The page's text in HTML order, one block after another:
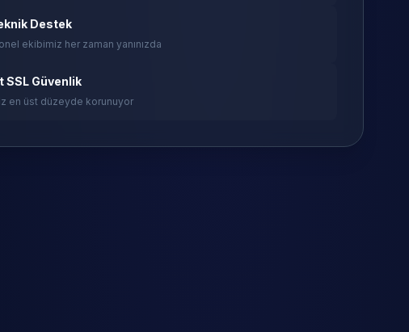
Destek
ekibimiz her zaman yanınızda
SSL Güvenlik
en üst düzeyde korunuyor